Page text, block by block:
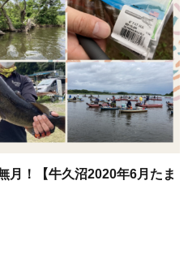
月！【牛久沼2020年6月たま